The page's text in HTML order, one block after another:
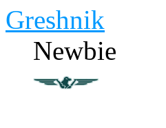
Greshnik
Newbie